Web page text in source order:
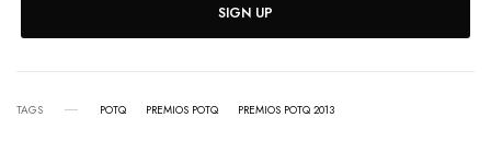
SIGN UP
TAGS POTQ PREMIOS POTQ PREMIOS POTQ 2013